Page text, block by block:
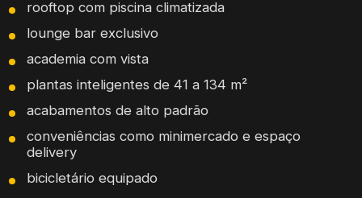
rooftop com piscina climatizada
lounge bar exclusivo
academia com vista
plantas inteligentes de 41 a 134 m²
acabamentos de alto padrão
conveniências como minimercado e espaço
delivery
bicicletário equipado